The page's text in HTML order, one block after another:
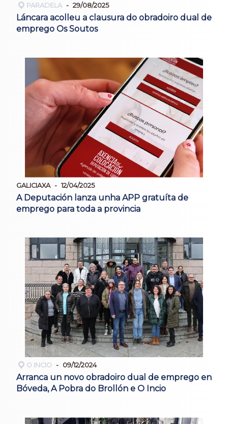
PARADELA 29/08/2025
Láncara acolleu a clausura do obradoiro dual de
emprego Os Soutos
GALICIAXA 12/04/2025
A Deputación lanza unha APP gratuíta de
emprego para toda a provincia
O INCIO 09/12/2024
Arranca un novo obradoiro dual de emprego en
Bóveda, A Pobra do Brollón e O Incio